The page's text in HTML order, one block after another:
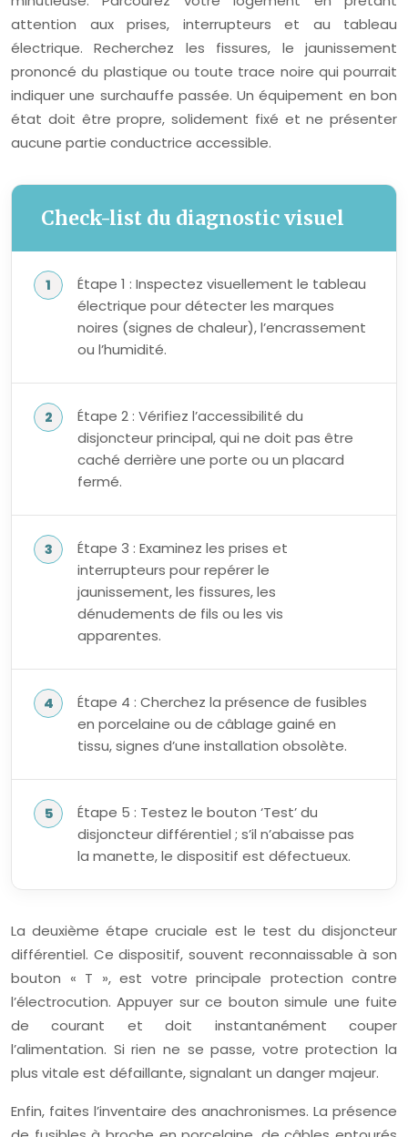
attention aux prises, interrupteurs et au tableau
électrique. Recherchez les fissures, le jaunissement
prononcé du plastique ou toute trace noire qui pourrait
indiquer une surchauffe passée. Un équipement en bon
état doit être propre, solidement fixé et ne présenter
aucune partie conductrice accessible.
Check-list du diagnostic visuel
Étape 1 : Inspectez visuellement le tableau
électrique pour détecter les marques
noires (signes de chaleur), l’encrassement
ou l’humidité.
Étape 2 : Vérifiez l’accessibilité du
disjoncteur principal, qui ne doit pas être
caché derrière une porte ou un placard
fermé.
Étape 3 : Examinez les prises et
interrupteurs pour repérer le
jaunissement, les fissures, les
dénudements de fils ou les vis
apparentes.
Étape 4 : Cherchez la présence de fusibles
en porcelaine ou de câblage gainé en
tissu, signes d’une installation obsolète.
Étape 5 : Testez le bouton ‘Test’ du
disjoncteur différentiel ; s’il n’abaisse pas
la manette, le dispositif est défectueux.
La deuxième étape cruciale est le test du disjoncteur
différentiel. Ce dispositif, souvent reconnaissable à son
bouton « T », est votre principale protection contre
l’électrocution. Appuyer sur ce bouton simule une fuite
de courant et doit instantanément couper
l’alimentation. Si rien ne se passe, votre protection la
plus vitale est défaillante, signalant un danger majeur.
Enfin, faites l’inventaire des anachronismes. La présence